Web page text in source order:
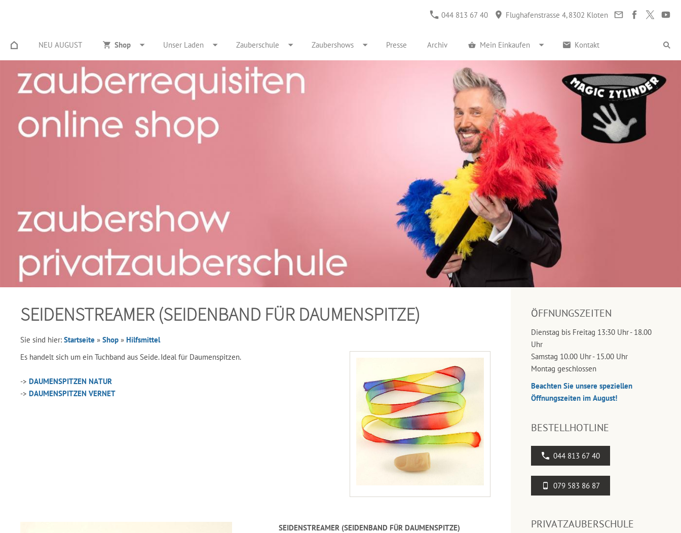
044 813 67 40 Flughafenstrasse 4, 8302 Kloten
NEU AUGUST Shop Unser Laden Zauberschule Zaubershows Presse Archiv Mein Einkaufen Kontakt
SEIDENSTREAMER (SEIDENBAND FÜR DAUMENSPITZE)
Sie sind hier: Startseite » Shop » Hilfsmittel
Es handelt sich um ein Tuchband aus Seide. Ideal für Daumenspitzen.
-> DAUMENSPITZEN NATUR
-> DAUMENSPITZEN VERNET
SEIDENSTREAMER (SEIDENBAND FÜR DAUMENSPITZE)
ÖFFNUNGSZEITEN
Dienstag bis Freitag 13:30 Uhr - 18.00
Uhr
Samstag 10.00 Uhr - 15.00 Uhr
Montag geschlossen
Beachten Sie unsere speziellen
Öffnungszeiten im August!
BESTELLHOTLINE
044 813 67 40
079 583 86 87
PRIVATZAUBERSCHULE